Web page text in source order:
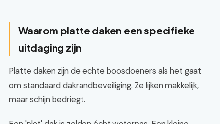
Waarom platte daken een specifieke
uitdaging zijn
Platte daken zijn de echte boosdoeners als het gaat
om standaard dakrandbeveiliging. Ze lijken makkelijk,
maar schijn bedriegt.